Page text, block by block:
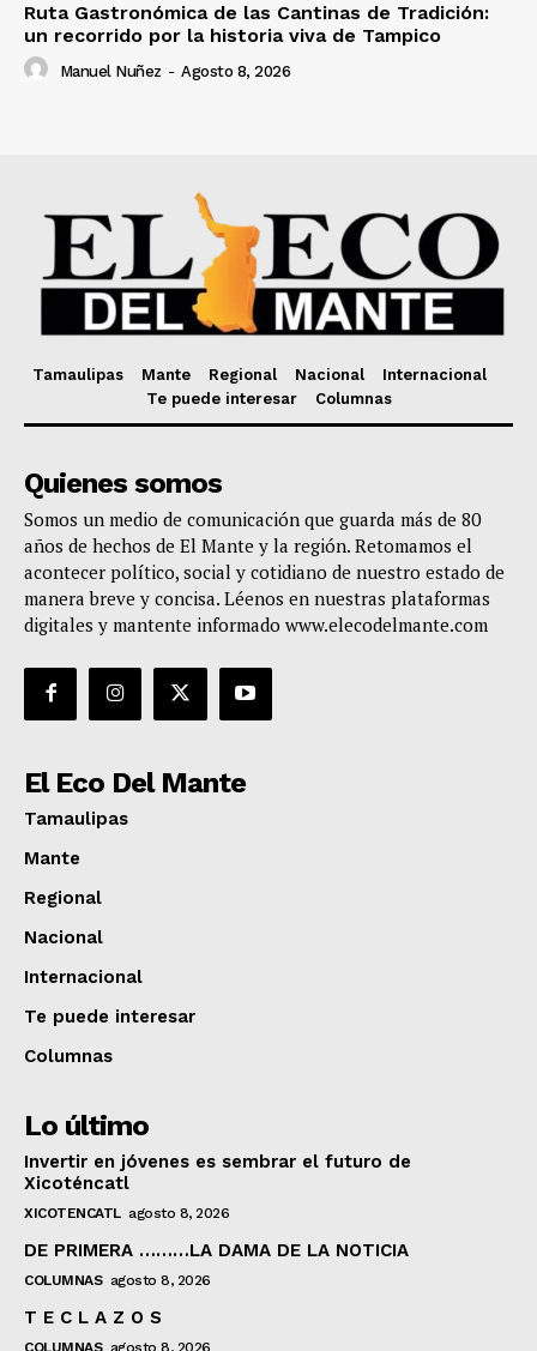
Ruta Gastronómica de las Cantinas de Tradición:
un recorrido por la historia viva de Tampico
Manuel Nuñez - Agosto 8, 2026
Tamaulipas Mante Regional Nacional
Internacional
Te puede interesar
Columnas
Quienes somos
Somos un medio de comunicación que guarda más de 80
años de hechos de El Mante y la región. Retomamos el
acontecer político, social y cotidiano de nuestro estado de
manera breve y concisa. Léenos en nuestras plataformas
digitales y mantente informado www.elecodelmante.com
El Eco Del Mante
Tamaulipas
Mante
Regional
Nacional
Internacional
Te puede interesar
Columnas
Lo último
Invertir en jóvenes es sembrar el futuro de
Xicoténcatl
XICOTENCATL agosto 8, 2026
DE PRIMERA ………LA DAMA DE LA NOTICIA
COLUMNAS agosto 8, 2026
T E C L A Z O S
COLUMNAS agosto 8, 2026